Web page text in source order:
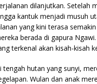
dilanjutkan. Setelah
kantuk menjadi musuh
yang kini terasa
berada di gapura
terkenal akan kisah-kisah
tengah hutan yang sunyi,
Wulan dan anak